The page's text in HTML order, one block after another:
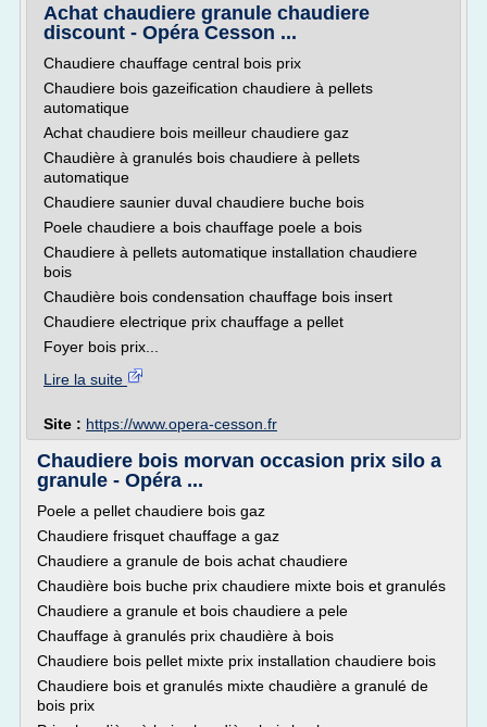
Achat chaudiere granule chaudiere
discount - Opéra Cesson ...
Chaudiere chauffage central bois prix
Chaudiere bois gazeification chaudiere à pellets
automatique
Achat chaudiere bois meilleur chaudiere gaz
Chaudière à granulés bois chaudiere à pellets
automatique
Chaudiere saunier duval chaudiere buche bois
Poele chaudiere a bois chauffage poele a bois
Chaudiere à pellets automatique installation chaudiere
bois
Chaudière bois condensation chauffage bois insert
Chaudiere electrique prix chauffage a pellet
Foyer bois prix...
Lire la suite
Site : https://www.opera-cesson.fr
Chaudiere bois morvan occasion prix silo a
granule - Opéra ...
Poele a pellet chaudiere bois gaz
Chaudiere frisquet chauffage a gaz
Chaudiere a granule de bois achat chaudiere
Chaudière bois buche prix chaudiere mixte bois et granulés
Chaudiere a granule et bois chaudiere a pele
Chauffage à granulés prix chaudière à bois
Chaudiere bois pellet mixte prix installation chaudiere bois
Chaudiere bois et granulés mixte chaudière a granulé de
bois prix